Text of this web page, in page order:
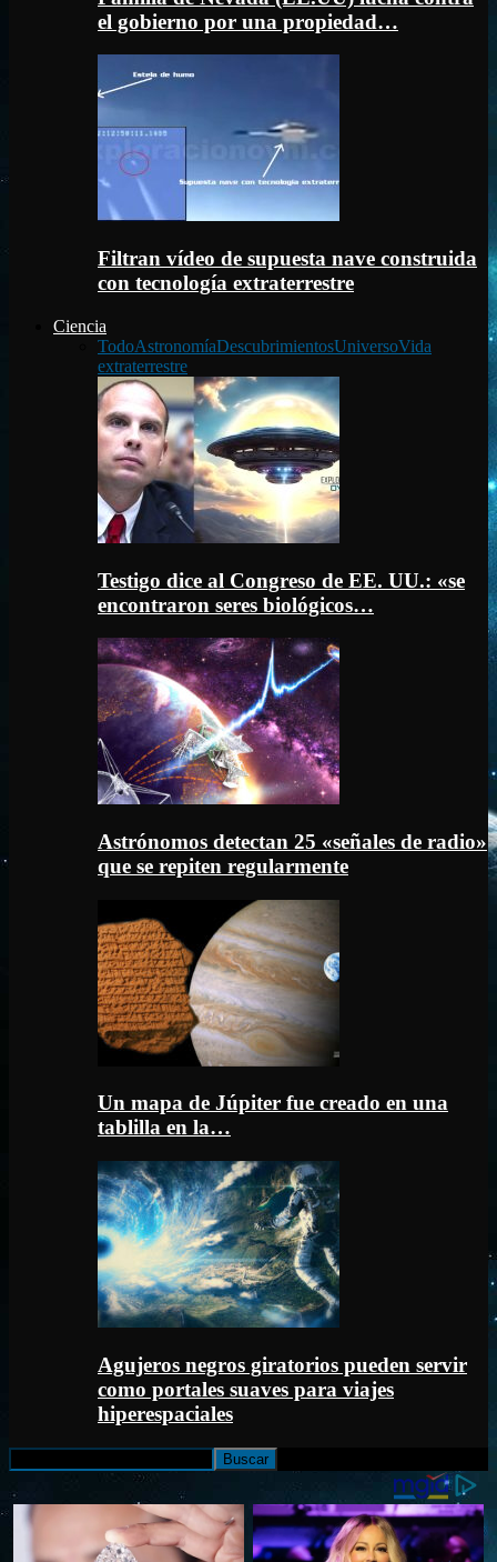
el gobierno por una propiedad…
Filtran vídeo de supuesta nave construida
con tecnología extraterrestre
Ciencia
TodoAstronomíaDescubrimientosUniversoVida
extraterrestre
Testigo dice al Congreso de EE. UU.: «se
encontraron seres biológicos…
Astrónomos detectan 25 «señales de radio»
que se repiten regularmente
Un mapa de Júpiter fue creado en una
tablilla en la…
Agujeros negros giratorios pueden servir
como portales suaves para viajes
hiperespaciales